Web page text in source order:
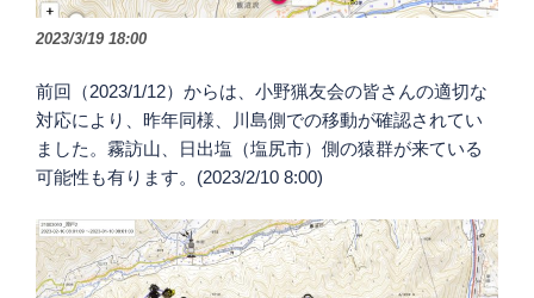
2023/3/19 18:00
前回（2023/1/12）からは、小野猟友会の皆さんの適切な
対応により、昨年同様、川島側での移動が確認されてい
ました。霧訪山、日出塩（塩尻市）側の猿群が来ている
可能性も有ります。(2023/2/10 8:00)